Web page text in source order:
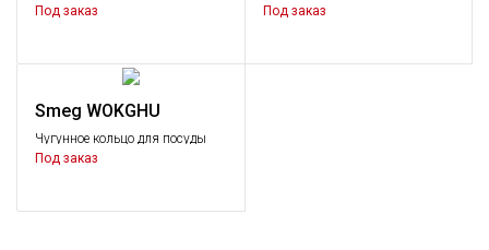
Аксессуары
Под заказ
направления потока
Под заказ
Smeg WOKGHU
Чугунное кольцо для посуды
WOK
Под заказ